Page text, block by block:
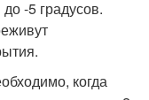
-5 градусов.
когда